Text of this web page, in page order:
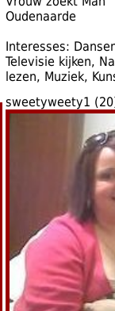
Oudenaarde
Interesses:
Televisie kijken,
lezen, Muziek,
sweetyweety1